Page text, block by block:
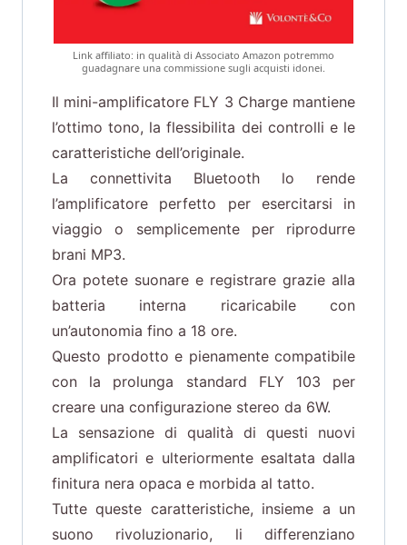
Link affiliato: in qualità di Associato Amazon potremmo
guadagnare una commissione sugli acquisti idonei.
Il mini-amplificatore FLY 3 Charge mantiene
l’ottimo tono, la flessibilita dei controlli e le
caratteristiche dell’originale.
La connettivita Bluetooth lo rende
l’amplificatore perfetto per esercitarsi in
viaggio o semplicemente per riprodurre
brani MP3.
Ora potete suonare e registrare grazie alla
batteria interna ricaricabile con
un’autonomia fino a 18 ore.
Questo prodotto e pienamente compatibile
con la prolunga standard FLY 103 per
creare una configurazione stereo da 6W.
La sensazione di qualità di questi nuovi
amplificatori e ulteriormente esaltata dalla
finitura nera opaca e morbida al tatto.
Tutte queste caratteristiche, insieme a un
suono rivoluzionario, li differenziano